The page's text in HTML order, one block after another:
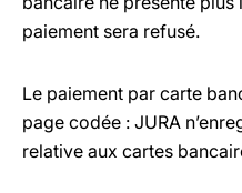
paiement sera refusé.
Le paiement par carte
page codée : JURA
relative aux cartes